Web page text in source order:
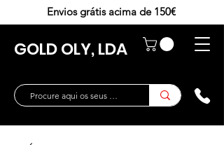
GOLD OLY, LDA
Envios grátis acima de 150€